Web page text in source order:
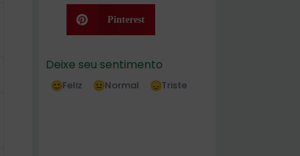
Pinterest
Deixe seu sentimento
Feliz Normal Triste